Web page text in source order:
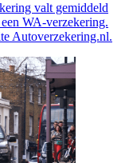
valt gemiddeld
WA-verzekering.
Autoverzekering.nl.